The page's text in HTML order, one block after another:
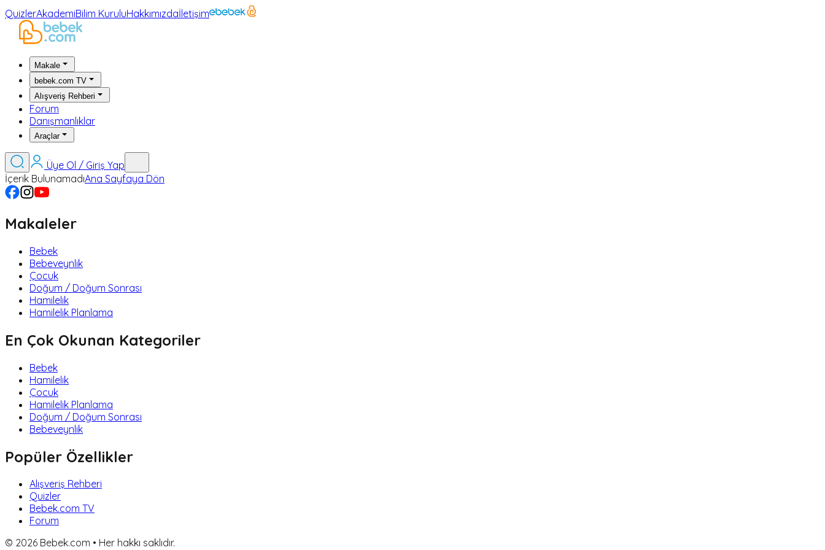
QuizlerAkademiBilim KuruluHakkımızdaİletişim
Makale
bebek.com TV
Alışveriş Rehberi
Forum
Danışmanlıklar
Araçlar
Üye Ol / Giriş Yap
İçerik BulunamadıAna Sayfaya Dön
Makaleler
Bebek
Bebeveynlik
Çocuk
Doğum / Doğum Sonrası
Hamilelik
Hamilelik Planlama
En Çok Okunan Kategoriler
Bebek
Hamilelik
Çocuk
Hamilelik Planlama
Doğum / Doğum Sonrası
Bebeveynlik
Popüler Özellikler
Alışveriş Rehberi
Quizler
Bebek.com TV
Forum
© 2026 Bebek.com • Her hakkı saklıdır.